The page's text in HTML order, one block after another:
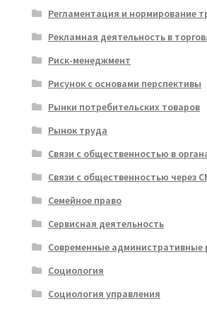
Регламентация и нормирование
Рекламная деятельность в
Риск-менеджмент
Рисунок с основами перспективы
Рынки потребительских товаров
Рынок труда
Связи с общественностью в
Связи с общественностью через
Семейное право
Сервисная деятельность
Современные
Социология
Социология управления